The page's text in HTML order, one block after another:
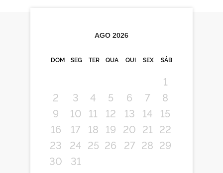
AGO 2026
DOM SEG TER QUA QUI SEX SÁB
1
2
3 4 5 6 7
8
9
10 11 12 13 14
15
16
17 18 19 20 21
22
23
24 25 26 27 28 29
30
31